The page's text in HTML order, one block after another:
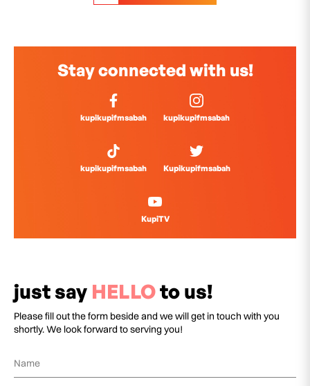
Stay connected with us!
kupikupifmsabah kupikupifmsabah
kupikupifmsabah Kupikupifmsabah
KupiTV
just say HELLOto us!
Please fill out the form beside and we will get in touch with you
shortly. We look forward to serving you!